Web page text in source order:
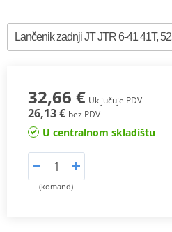
32,66 € Uključuje PDV
26,13 € bez PDV
U centralnom skladištu
(komand)